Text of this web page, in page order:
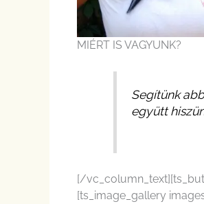
MIÉRT IS VAGYUNK?
Segítünk
együtt
[/
[ts_image_gallery